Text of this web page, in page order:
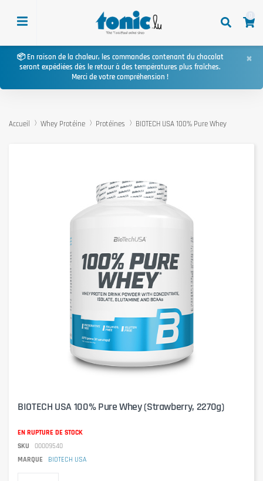
📦 En raison de la chaleur, les commandes contenant du chocolat
seront expédiées dès le retour à des températures plus fraîches.
Merci de votre compréhension !
×
Accueil Whey Protéine Protéines BIOTECH USA 100% Pure Whey
BIOTECH USA 100% Pure Whey (Strawberry, 2270g)
EN RUPTURE DE STOCK
SKU
00009540
MARQUE
BIOTECH USA